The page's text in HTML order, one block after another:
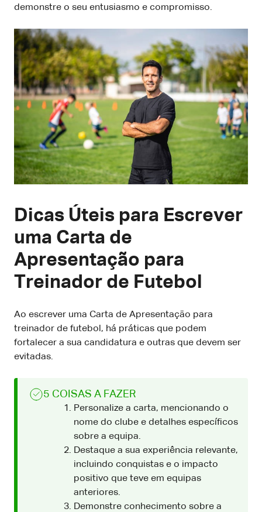
demonstre o seu entusiasmo e compromisso.
Dicas Úteis para Escrever
uma Carta de
Apresentação para
Treinador de Futebol
Ao escrever uma Carta de Apresentação para
treinador de futebol, há práticas que podem
fortalecer a sua candidatura e outras que devem ser
evitadas.
5 COISAS A FAZER
Personalize a carta, mencionando o
nome do clube e detalhes específicos
sobre a equipa.
Destaque a sua experiência relevante,
incluindo conquistas e o impacto
positivo que teve em equipas
anteriores.
Demonstre conhecimento sobre a